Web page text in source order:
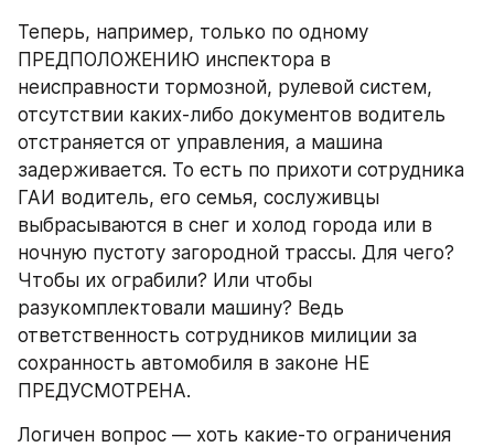
Теперь, например, только по одному
ПРЕДПОЛОЖЕНИЮ инспектора в
неисправности тормозной, рулевой систем,
отсутствии каких-либо документов водитель
отстраняется от управления, а машина
задерживается. То есть по прихоти сотрудника
ГАИ водитель, его семья, сослуживцы
выбрасываются в снег и холод города или в
ночную пустоту загородной трассы. Для чего?
Чтобы их ограбили? Или чтобы
разукомплектовали машину? Ведь
ответственность сотрудников милиции за
сохранность автомобиля в законе НЕ
ПРЕДУСМОТРЕНА.
Логичен вопрос — хоть какие-то ограничения